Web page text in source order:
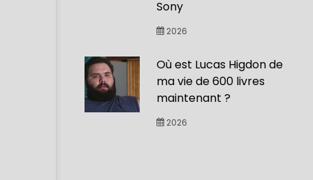
Sony
2026
Où est Lucas Higdon de
ma vie de 600 livres
maintenant ?
2026